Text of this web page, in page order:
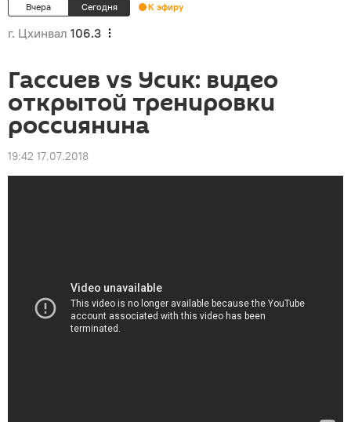
Вчера Сегодня К эфиру
г. Цхинвал 106.3
Гассиев vs Усик: видео
открытой тренировки
россиянина
19:42 17.07.2018